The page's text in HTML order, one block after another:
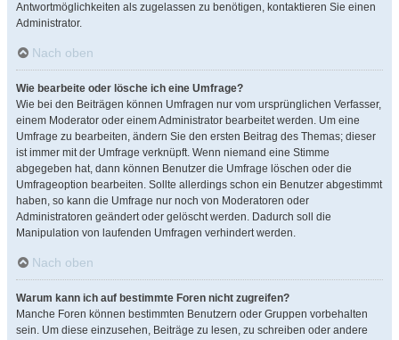
Antwortmöglichkeiten als zugelassen zu benötigen, kontaktieren Sie einen
Administrator.
Nach oben
Wie bearbeite oder lösche ich eine Umfrage?
Wie bei den Beiträgen können Umfragen nur vom ursprünglichen Verfasser,
einem Moderator oder einem Administrator bearbeitet werden. Um eine
Umfrage zu bearbeiten, ändern Sie den ersten Beitrag des Themas; dieser
ist immer mit der Umfrage verknüpft. Wenn niemand eine Stimme
abgegeben hat, dann können Benutzer die Umfrage löschen oder die
Umfrageoption bearbeiten. Sollte allerdings schon ein Benutzer abgestimmt
haben, so kann die Umfrage nur noch von Moderatoren oder
Administratoren geändert oder gelöscht werden. Dadurch soll die
Manipulation von laufenden Umfragen verhindert werden.
Nach oben
Warum kann ich auf bestimmte Foren nicht zugreifen?
Manche Foren können bestimmten Benutzern oder Gruppen vorbehalten
sein. Um diese einzusehen, Beiträge zu lesen, zu schreiben oder andere